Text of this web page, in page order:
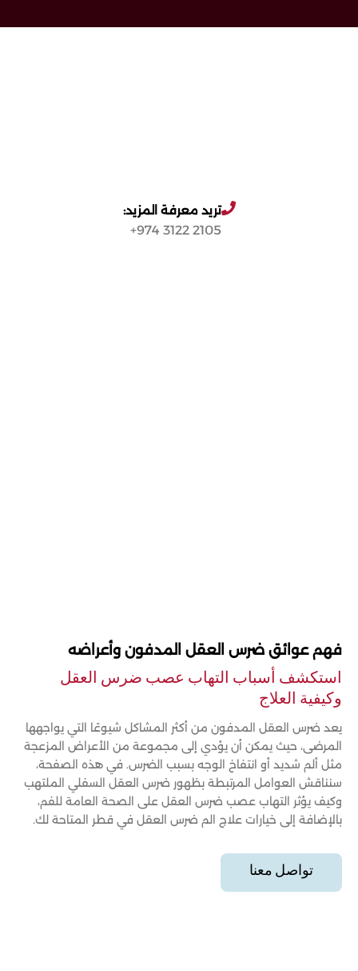
تريد معرفة المزيد:
2105 3122 974+
فهم عوائق ضرس العقل المدفون وأعراضه
استكشف أسباب التهاب عصب ضرس العقل
وكيفية العلاج
يعد ضرس العقل المدفون من أكثر المشاكل شيوعًا التي يواجهها
المرضى، حيث يمكن أن يؤدي إلى مجموعة من الأعراض المزعجة
مثل ألم شديد أو انتفاخ الوجه بسبب الضرس. في هذه الصفحة،
سنناقش العوامل المرتبطة بظهور ضرس العقل السفلي الملتهب
وكيف يؤثر التهاب عصب ضرس العقل على الصحة العامة للفم،
بالإضافة إلى خيارات علاج الم ضرس العقل في قطر المتاحة لك.
تواصل معنا